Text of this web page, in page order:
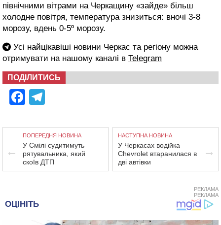
північними вітрами на Черкащину «зайде» більш
холодне повітря, температура знизиться: вночі 3-8
морозу, вдень 0-5º морозу.
Усі найцікавіші новини Черкас та регіону можна
отримувати на нашому каналі в Telegram
ПОДІЛИТИСЬ
Facebook
ПОПЕРЕДНЯ НОВИНА
У Смілі судитимуть
рятувальника, який
скоїв ДТП
НАСТУПНА НОВИНА
У Черкасах водійка
Chevrolet втаранилася в
дві автівки
РЕКЛАМА
РЕКЛАМА